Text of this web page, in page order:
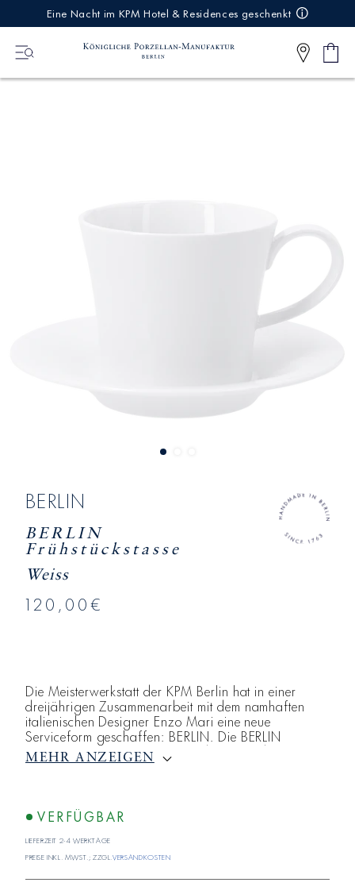
Eine Nacht im KPM Hotel & Residences geschenkt
0
Artikel
BERLIN
BERLIN
Frühstückstasse
Weiss
120,00€
Die Meisterwerkstatt der KPM Berlin hat in einer
dreijährigen Zusammenarbeit mit dem namhaften
italienischen Designer Enzo Mari eine neue
Serviceform geschaffen: BERLIN. Die BERLIN
Frühstückstasse ist sowohl aus dem Blick des
Designliebhabers als auch unter ganz praktischen
Benutzung hat dieses Porzellan alles, um Kaffee oder
Tee rundum zu genießen.
MEHR ANZEIGEN
VERFÜGBAR
Lieferzeit 2-4 Werktage
Preise inkl. MwSt.; zzgl. Versandkosten